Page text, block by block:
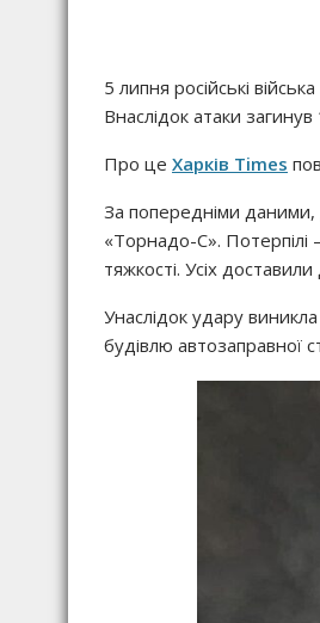
5 липня російські
Внаслідок атаки
Про це Харків Times
За попередніми даними,
«Торнадо-С». Потерпілі
тяжкості. Усіх доставили
Унаслідок удару
будівлю автозаправної